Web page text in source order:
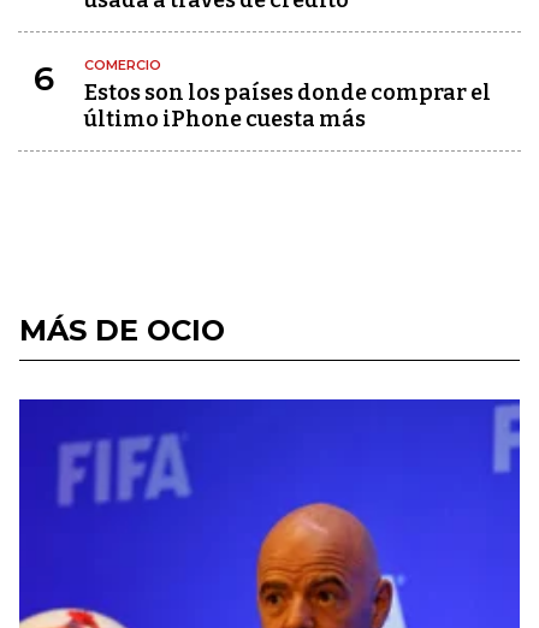
6 COMERCIO
Estos son los países donde comprar el
último iPhone cuesta más
MÁS DE OCIO